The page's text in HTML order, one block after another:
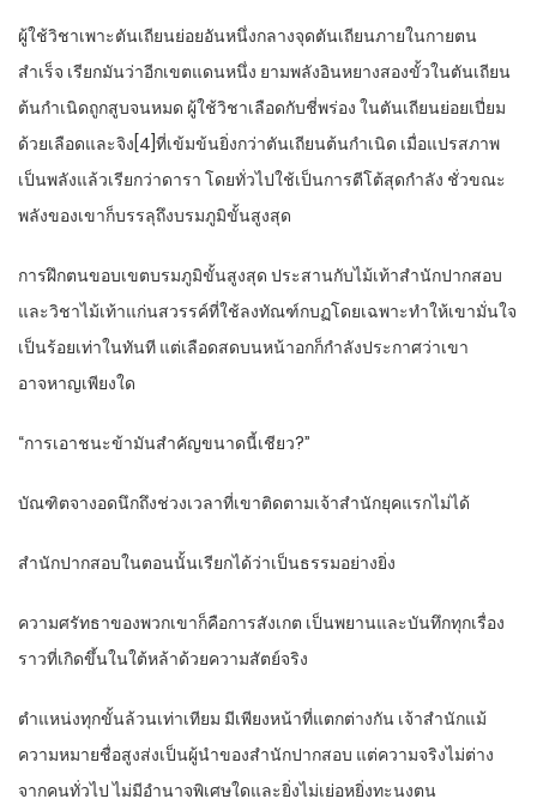
ผู้ใช้วิชาเพาะตันเถียนย่อยอันหนึ่งกลางจุดตันเถียนภายในกายตน
สำเร็จ เรียกมันว่าอีกเขตแดนหนึ่ง ยามพลังอินหยางสองขั้วในตันเถียน
ต้นกำเนิดถูกสูบจนหมด ผู้ใช้วิชาเลือดกับชี่พร่อง ในตันเถียนย่อยเปี่ยม
ด้วยเลือดและจิง[4]ที่เข้มข้นยิ่งกว่าตันเถียนต้นกำเนิด เมื่อแปรสภาพ
เป็นพลังแล้วเรียกว่าดารา โดยทั่วไปใช้เป็นการตีโต้สุดกำลัง ชั่วขณะ
พลังของเขาก็บรรลุถึงบรมภูมิขั้นสูงสุด
การฝึกตนขอบเขตบรมภูมิขั้นสูงสุด ประสานกับไม้เท้าสำนักปากสอบ
และวิชาไม้เท้าแก่นสวรรค์ที่ใช้ลงทัณฑ์กบฏโดยเฉพาะทำให้เขามั่นใจ
เป็นร้อยเท่าในทันที แต่เลือดสดบนหน้าอกก็กำลังประกาศว่าเขา
อาจหาญเพียงใด
“การเอาชนะข้ามันสำคัญขนาดนี้เชียว?”
บัณฑิตจางอดนึกถึงช่วงเวลาที่เขาติดตามเจ้าสำนักยุคแรกไม่ได้
สำนักปากสอบในตอนนั้นเรียกได้ว่าเป็นธรรมอย่างยิ่ง
ความศรัทธาของพวกเขาก็คือการสังเกต เป็นพยานและบันทึกทุกเรื่อง
ราวที่เกิดขึ้นในใต้หล้าด้วยความสัตย์จริง
ตำแหน่งทุกขั้นล้วนเท่าเทียม มีเพียงหน้าที่แตกต่างกัน เจ้าสำนักแม้
ความหมายชื่อสูงส่งเป็นผู้นำของสำนักปากสอบ แต่ความจริงไม่ต่าง
จากคนทั่วไป ไม่มีอำนาจพิเศษใดและยิ่งไม่เย่อหยิ่งทะนงตน